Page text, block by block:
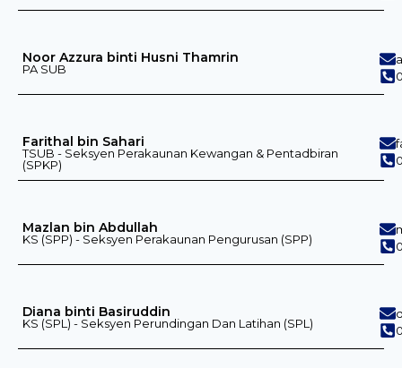
Noor Azzura binti Husni Thamrin
PA SUB
Farithal bin Sahari
TSUB - Seksyen Perakaunan Kewangan & Pentadbiran
(SPKP)
Mazlan bin Abdullah
KS (SPP) - Seksyen Perakaunan Pengurusan (SPP)
Diana binti Basiruddin
KS (SPL) - Seksyen Perundingan Dan Latihan (SPL)